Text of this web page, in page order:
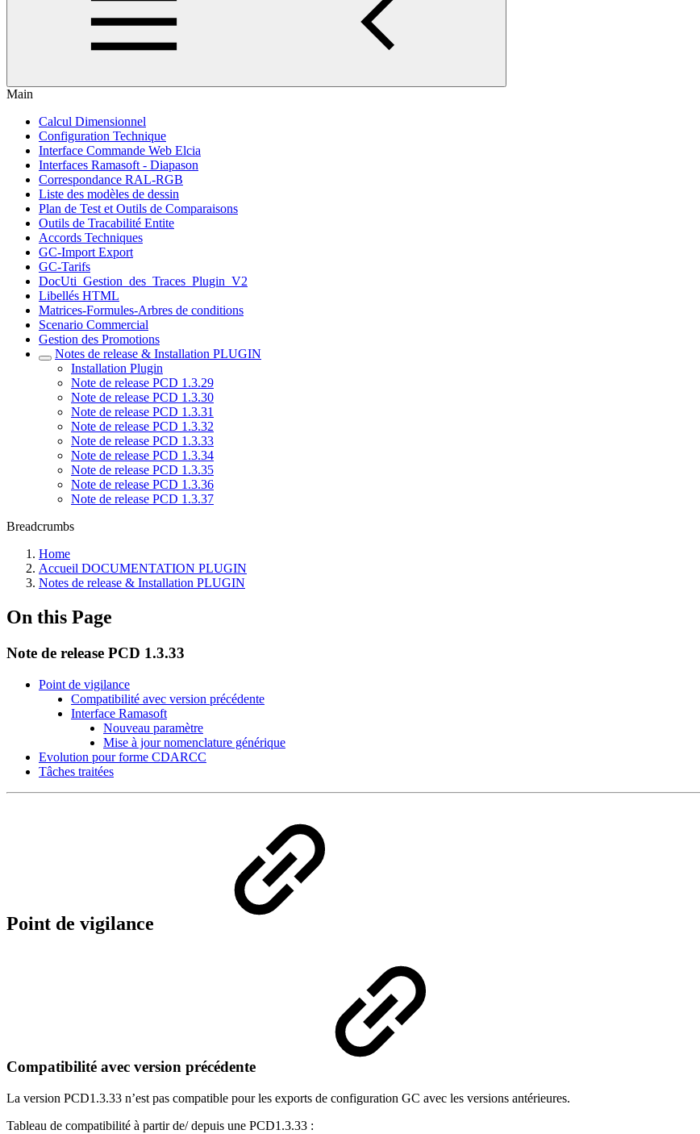
Main
Calcul Dimensionnel
Configuration Technique
Interface Commande Web Elcia
Interfaces Ramasoft - Diapason
Correspondance RAL-RGB
Liste des modèles de dessin
Plan de Test et Outils de Comparaisons
Outils de Tracabilité Entite
Accords Techniques
GC-Import Export
GC-Tarifs
DocUti_Gestion_des_Traces_Plugin_V2
Libellés HTML
Matrices-Formules-Arbres de conditions
Scenario Commercial
Gestion des Promotions
Notes de release & Installation PLUGIN
Installation Plugin
Note de release PCD 1.3.29
Note de release PCD 1.3.30
Note de release PCD 1.3.31
Note de release PCD 1.3.32
Note de release PCD 1.3.33
Note de release PCD 1.3.34
Note de release PCD 1.3.35
Note de release PCD 1.3.36
Note de release PCD 1.3.37
Breadcrumbs
Home
Accueil DOCUMENTATION PLUGIN
Notes de release & Installation PLUGIN
On this Page
Note de release PCD 1.3.33
Point de vigilance
Compatibilité avec version précédente
Interface Ramasoft
Nouveau paramètre
Mise à jour nomenclature générique
Evolution pour forme CDARCC
Tâches traitées
Point de vigilance
Compatibilité avec version précédente
La version PCD1.3.33 n’est pas compatible pour les exports de configuration GC avec les versions antérieures.
Tableau de compatibilité à partir de/ depuis une PCD1.3.33 :